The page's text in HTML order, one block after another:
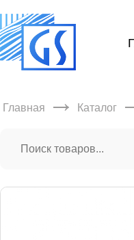
Главная → Каталог